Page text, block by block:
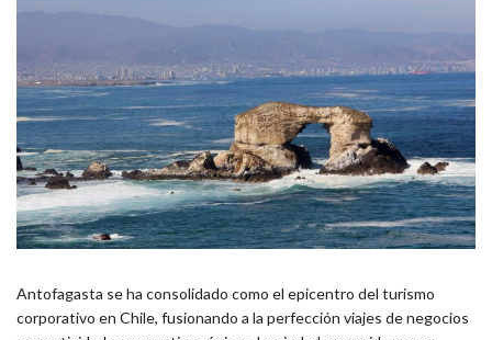
Antofagasta se ha consolidado como el epicentro del turismo
corporativo en Chile, fusionando a la perfección viajes de negocios